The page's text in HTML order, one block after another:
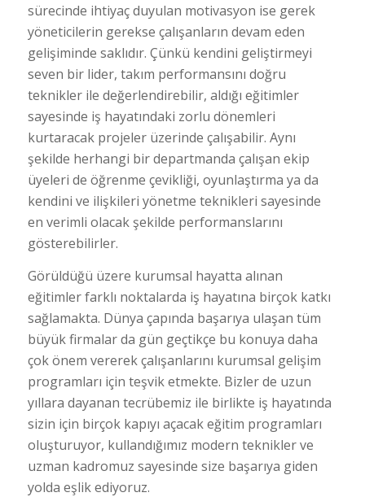
sürecinde ihtiyaç duyulan motivasyon ise gerek
yöneticilerin gerekse çalışanların devam eden
gelişiminde saklıdır. Çünkü kendini geliştirmeyi
seven bir lider, takım performansını doğru
teknikler ile değerlendirebilir, aldığı eğitimler
sayesinde iş hayatındaki zorlu dönemleri
kurtaracak projeler üzerinde çalışabilir. Aynı
şekilde herhangi bir departmanda çalışan ekip
üyeleri de öğrenme çevikliği, oyunlaştırma ya da
kendini ve ilişkileri yönetme teknikleri sayesinde
en verimli olacak şekilde performanslarını
gösterebilirler.
Görüldüğü üzere kurumsal hayatta alınan
eğitimler farklı noktalarda iş hayatına birçok katkı
sağlamakta. Dünya çapında başarıya ulaşan tüm
büyük firmalar da gün geçtikçe bu konuya daha
çok önem vererek çalışanlarını kurumsal gelişim
programları için teşvik etmekte. Bizler de uzun
yıllara dayanan tecrübemiz ile birlikte iş hayatında
sizin için birçok kapıyı açacak eğitim programları
oluşturuyor, kullandığımız modern teknikler ve
uzman kadromuz sayesinde size başarıya giden
yolda eşlik ediyoruz.